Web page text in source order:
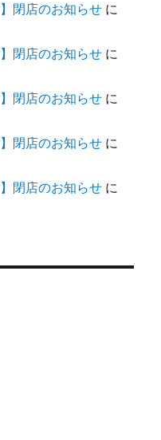
閉店のお知らせ に
閉店のお知らせ に
閉店のお知らせ に
閉店のお知らせ に
閉店のお知らせ に